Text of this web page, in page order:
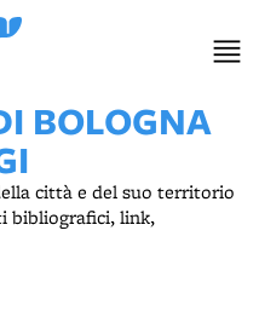
BOLOGNA
città e del suo territorio
bibliografici, link,